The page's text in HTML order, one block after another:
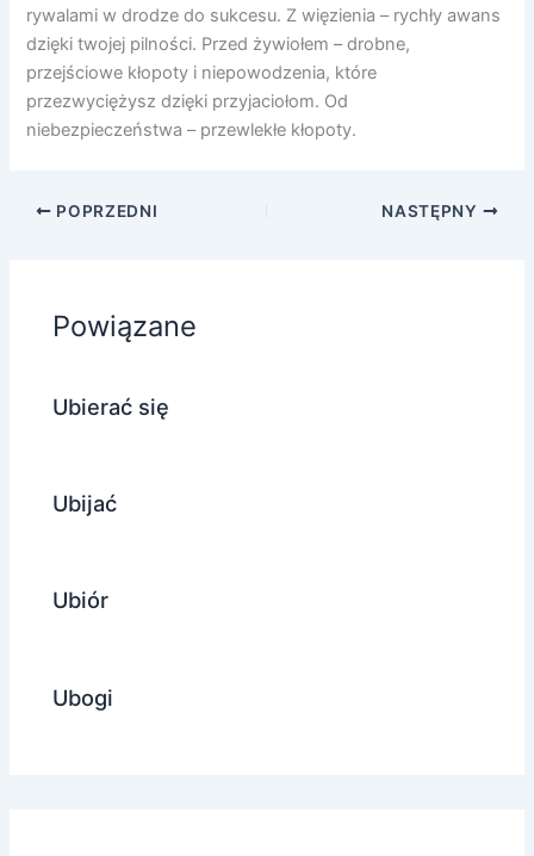
rywalami w drodze do sukcesu. Z więzienia – rychły awans
dzięki twojej pilności. Przed żywiołem – drobne,
przejściowe kłopoty i niepowodzenia, które
przezwyciężysz dzięki przyjaciołom. Od
niebezpieczeństwa – przewlekłe kłopoty.
POPRZEDNI NASTĘPNY
Powiązane
Ubierać się
Ubijać
Ubiór
Ubogi